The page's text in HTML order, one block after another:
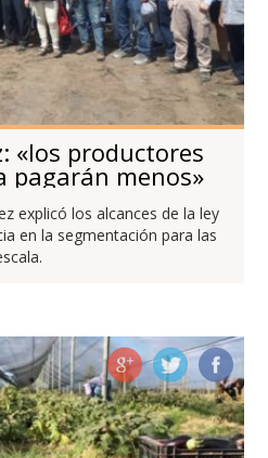
«los productores
pagarán menos»
explicó los alcances de la ley
en la segmentación para las